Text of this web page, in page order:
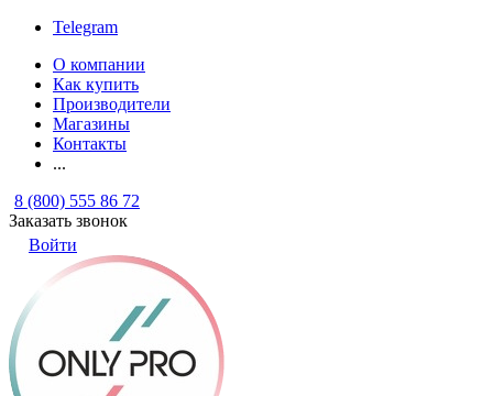
Telegram
О компании
Как купить
Производители
Магазины
Контакты
...
8 (800) 555 86 72
Заказать звонок
Войти